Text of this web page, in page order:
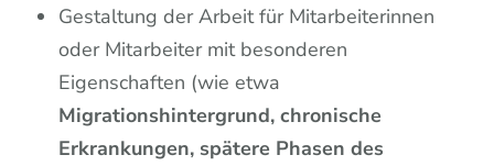
Gestaltung der Arbeit für Mitarbeiterinnen
oder Mitarbeiter mit besonderen
Eigenschaften (wie etwa
Migrationshintergrund, chronische
Erkrankungen, spätere Phasen des